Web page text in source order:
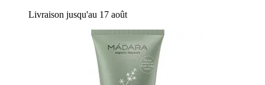
Livraison jusqu'au 17 août